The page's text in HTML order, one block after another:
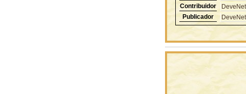
Contribuidor
Publicador